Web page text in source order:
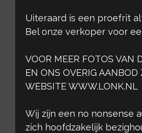
Uiteraard is een proefrit
Bel onze verkoper voor
VOOR MEER FOTOS VAN
EN ONS OVERIG AANBOD
WEBSITE WWW.LONK.NL
Wij zijn een no nonsense
zich hoofdzakelijk